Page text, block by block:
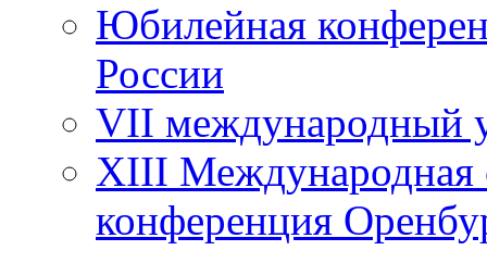
Юбилейная
России
VII международный
XIII Международная
конференция